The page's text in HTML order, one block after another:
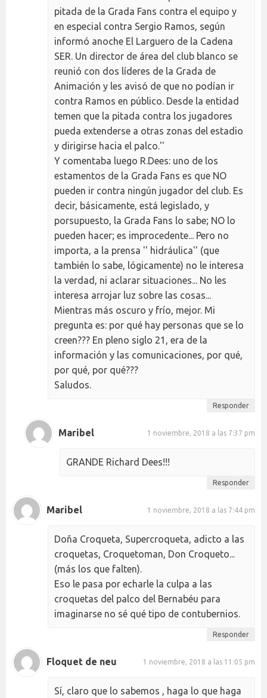
pitada de la Grada Fans contra el equipo y
en especial contra Sergio Ramos, según
informó anoche El Larguero de la Cadena
SER. Un director de área del club blanco se
reunió con dos líderes de la Grada de
Animación y les avisó de que no podían ir
contra Ramos en público. Desde la entidad
temen que la pitada contra los jugadores
pueda extenderse a otras zonas del estadio
y dirigirse hacia el palco.''
Y comentaba luego R.Dees: uno de los
estamentos de la Grada Fans es que NO
pueden ir contra ningún jugador del club. Es
decir, básicamente, está legislado, y
porsupuesto, la Grada Fans lo sabe; NO lo
pueden hacer; es improcedente... Pero no
importa, a la prensa '' hidráulica'' (que
también lo sabe, lógicamente) no le interesa
la verdad, ni aclarar situaciones... No les
interesa arrojar luz sobre las cosas...
Mientras más oscuro y frío, mejor. Mi
pregunta es: por qué hay personas que se lo
creen??? En pleno siglo 21, era de la
información y las comunicaciones, por qué,
por qué, por qué???
Saludos.
Responder
Maribel 1 noviembre, 2018 a las 7:37 pm
GRANDE Richard Dees!!!
Responder
Maribel 1 noviembre, 2018 a las 7:44 pm
Doña Croqueta, Supercroqueta, adicto a las
croquetas, Croquetoman, Don Croqueto...
(más los que falten).
Eso le pasa por echarle la culpa a las
croquetas del palco del Bernabéu para
imaginarse no sé qué tipo de contubernios.
Responder
Floquet de neu 1 noviembre, 2018 a las 11:05 pm
Sí, claro que lo sabemos , haga lo que haga